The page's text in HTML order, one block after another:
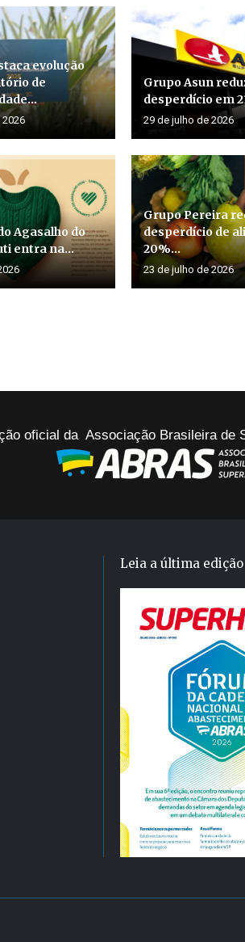
evolução
de
Grupo Asun
desperdício em
29 de julho de 2026
Agasalho do
entra na...
Grupo Pereira
desperdício de
20%...
23 de julho de 2026
oficial da Associação Brasileira de
Leia a última edição